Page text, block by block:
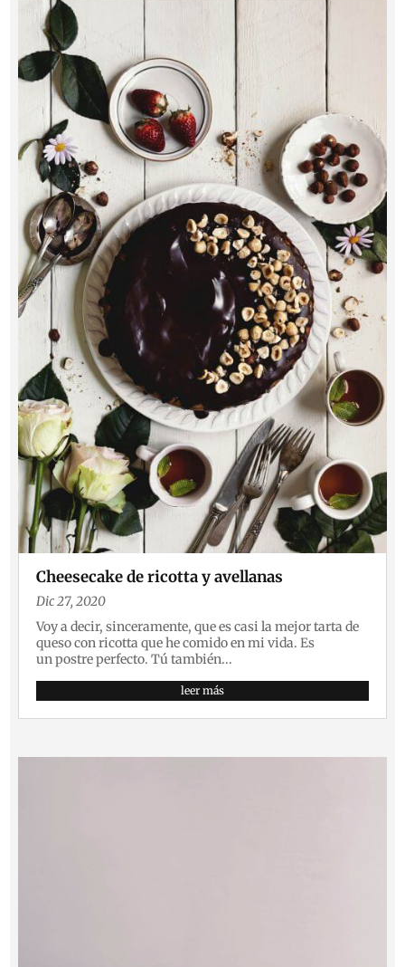
Cheesecake de ricotta y avellanas
Dic 27, 2020
Voy a decir, sinceramente, que es casi la mejor tarta de
queso con ricotta que he comido en mi vida. Es
un postre perfecto. Tú también...
leer más